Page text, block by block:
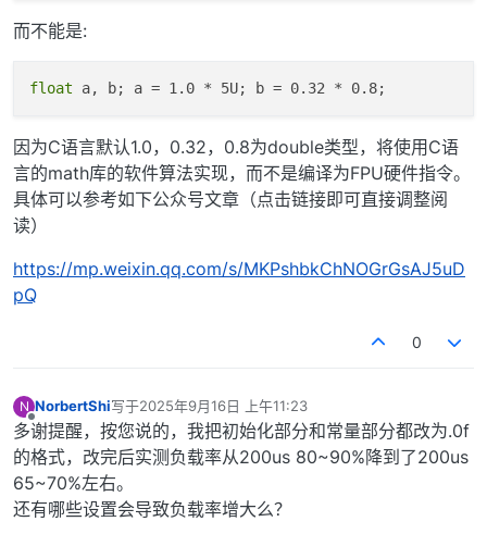
而不能是:
float
因为C语言默认1.0，0.32，0.8为double类型，将使用C语
言的math库的软件算法实现，而不是编译为FPU硬件指令。
具体可以参考如下公众号文章（点击链接即可直接调整阅
读）
https://mp.weixin.qq.com/s/MKPshbkChNOGrGsAJ5uD
pQ
0
N
离线
NorbertShi写于2025年9月16日 上午11:23
最后由 编辑
多谢提醒，按您说的，我把初始化部分和常量部分都改为.0f
的格式，改完后实测负载率从200us 80~90%降到了200us
65~70%左右。
还有哪些设置会导致负载率增大么？